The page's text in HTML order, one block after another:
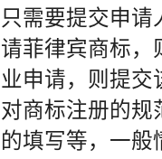
只需要提交申
请菲律宾商标，
业申请，则提交
对商标注册的规
的填写等，一般